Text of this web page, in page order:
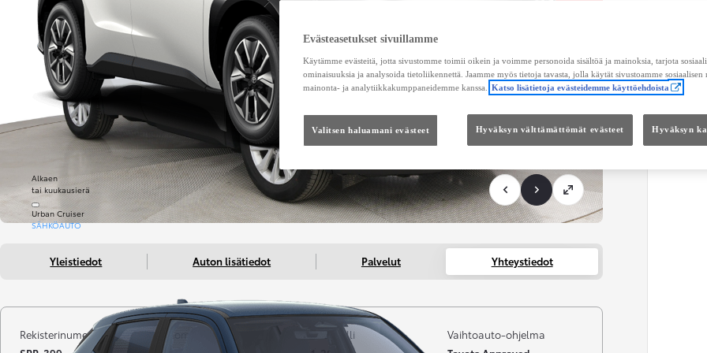
Alkaen
tai kuukausierä
Urban Cruiser
SÄHKÖAUTO
Yleistiedot Auton lisätiedot Palvelut Yhteystiedot
Rekisterinumero
Kilometrit
Vuosimalli
Vaihtoauto-ohjelma
Evästeasetukset sivuillamme
Käytämme evästeitä, jotta sivustomme toimii oikein ja voimme personoida sisältöä ja mainoksia, tarjota
ominaisuuksia ja analysoida tietoliikennettä. Jaamme myös tietoja tavasta, jolla käytät sivustoamme sosiaalisen
mainonta- ja analytiikkakumppaneidemme kanssa.
Katso lisätietoja evästeidemme käyttöehdoista
Valitsen haluamani evästeet Hyväksyn välttämättömät evästeet Hyväksyn